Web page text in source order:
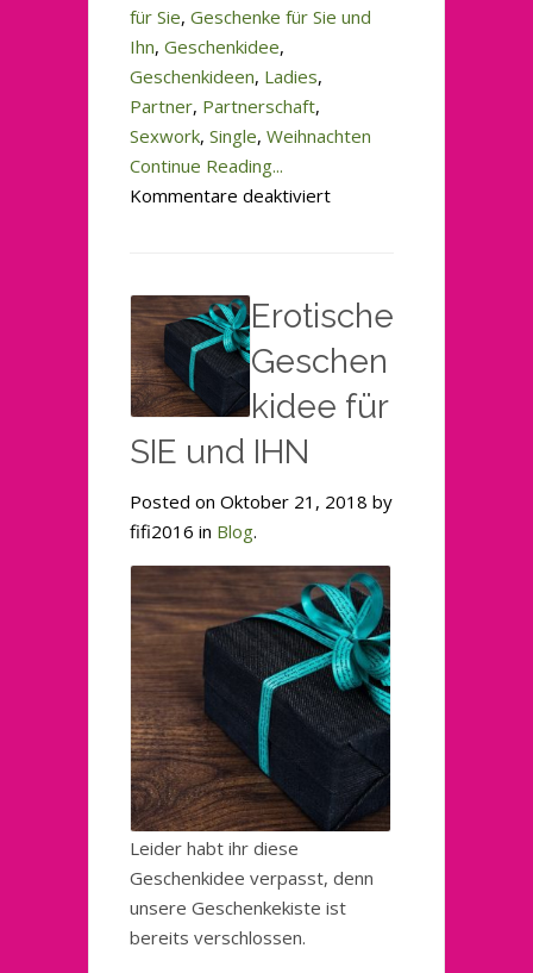
für Sie, Geschenke für Sie und
Ihn, Geschenkidee,
Geschenkideen, Ladies,
Partner, Partnerschaft,
Sexwork, Single, Weihnachten
Continue Reading...
Kommentare deaktiviertfür
gefunden?
Erotische
Geschen
kidee für
SIE und IHN
Posted on Oktober 21, 2018 by
fifi2016 in Blog.
Leider habt ihr diese
Geschenkidee verpasst, denn
unsere Geschenkekiste ist
bereits verschlossen.